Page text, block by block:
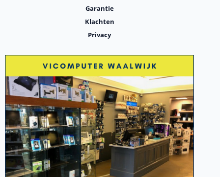
Garantie
Klachten
Privacy